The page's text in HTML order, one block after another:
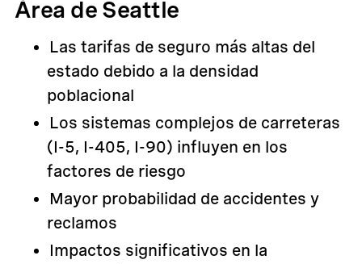
Área de Seattle
Las tarifas de seguro más altas del
estado debido a la densidad
poblacional
Los sistemas complejos de carreteras
(I-5, I-405, I-90) influyen en los
factores de riesgo
Mayor probabilidad de accidentes y
reclamos
Impactos significativos en la